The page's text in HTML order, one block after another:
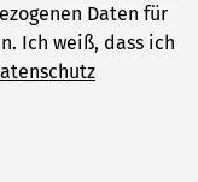
Daten für
Ich weiß, dass ich